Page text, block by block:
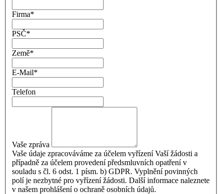
Firma*
PSČ*
Země*
E-Mail*
Telefon
Vaše zpráva
Vaše údaje zpracováváme za účelem vyřízení Vaší žádosti a
případně za účelem provedení předsmluvních opatření v
souladu s čl. 6 odst. 1 písm. b) GDPR. Vyplnění povinných
polí je nezbytné pro vyřízení žádosti. Další informace naleznete
v našem prohlášení o ochraně osobních údajů.